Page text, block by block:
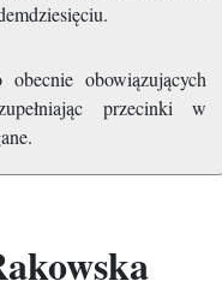
obowiązujących
przecinki w